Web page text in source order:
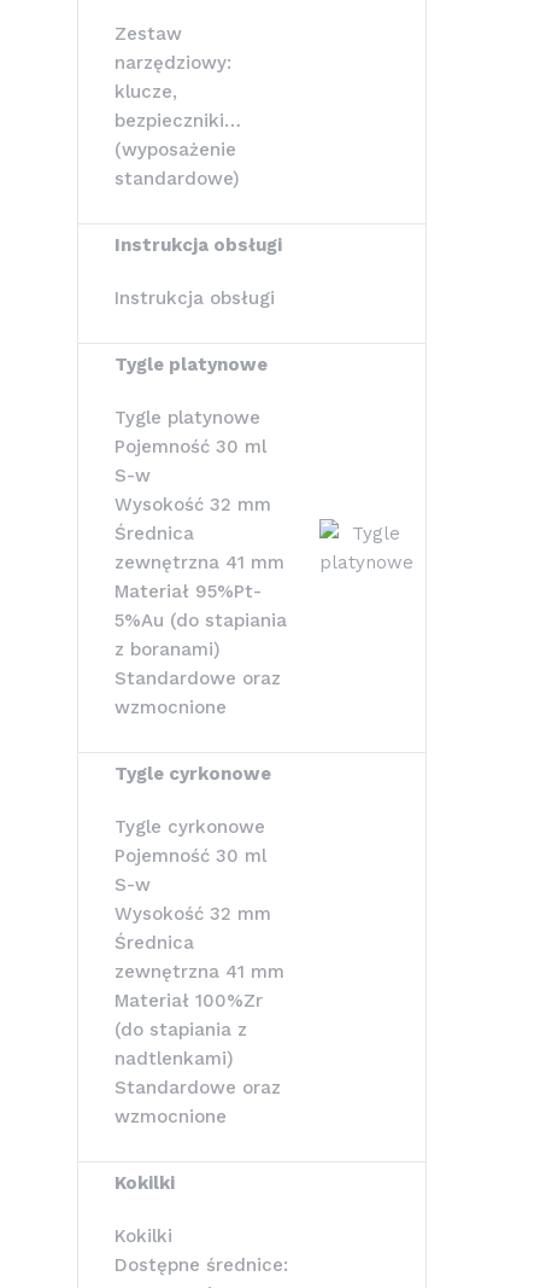
Zestaw
narzędziowy:
klucze,
bezpieczniki…
(wyposażenie
standardowe)
Instrukcja obsługi
Instrukcja obsługi
Tygle platynowe
Tygle platynowe
Pojemność 30 ml
S-w
Wysokość 32 mm
Średnica
zewnętrzna 41 mm
Materiał 95%Pt-
5%Au (do stapiania
z boranami)
Standardowe oraz
wzmocnione
Tygle cyrkonowe
Tygle cyrkonowe
Pojemność 30 ml
S-w
Wysokość 32 mm
Średnica
zewnętrzna 41 mm
Materiał 100%Zr
(do stapiania z
nadtlenkami)
Standardowe oraz
wzmocnione
Kokilki
Kokilki
Dostępne średnice: